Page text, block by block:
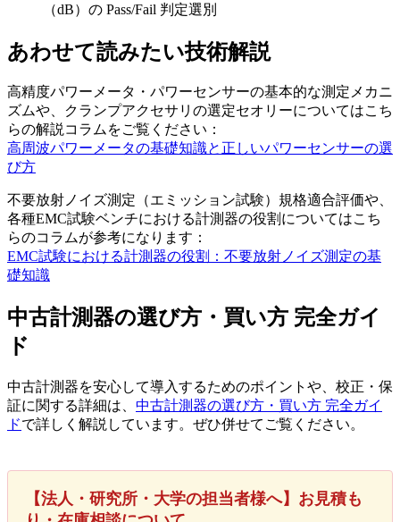
（dB）の Pass/Fail 判定選別
あわせて読みたい技術解説
高精度パワーメータ・パワーセンサーの基本的な測定メカニ
ズムや、クランプアクセサリの選定セオリーについてはこち
らの解説コラムをご覧ください：
高周波パワーメータの基礎知識と正しいパワーセンサーの選
び方
不要放射ノイズ測定（エミッション試験）規格適合評価や、
各種EMC試験ベンチにおける計測器の役割についてはこち
らのコラムが参考になります：
EMC試験における計測器の役割：不要放射ノイズ測定の基
礎知識
中古計測器の選び方・買い方 完全ガイ
ド
中古計測器を安心して導入するためのポイントや、校正・保
証に関する詳細は、 中古計測器の選び方・買い方 完全ガイ
ドで詳しく解説しています。ぜひ併せてご覧ください。
【法人・研究所・大学の担当者様へ】お見積も